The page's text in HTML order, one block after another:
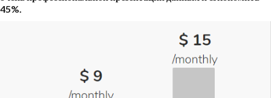
45%.